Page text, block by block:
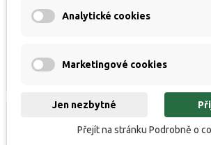
Koupit
Analytické cookies
Marketingové cookies
Jen nezbytné
Přejít na stránku Podrobně o